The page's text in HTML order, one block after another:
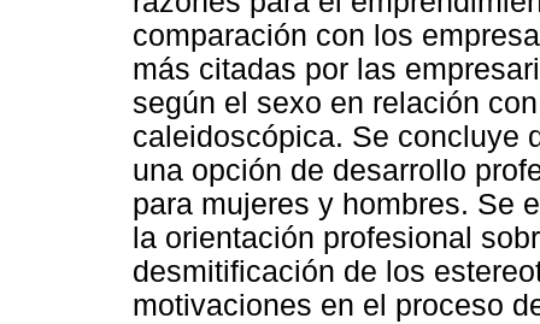
comparación con los
más citadas por las
según el sexo en relación
caleidoscópica. Se concluye
una opción de desarrollo
para mujeres y hombres. Se
la orientación profesional
desmitificación de los
motivaciones en el proceso